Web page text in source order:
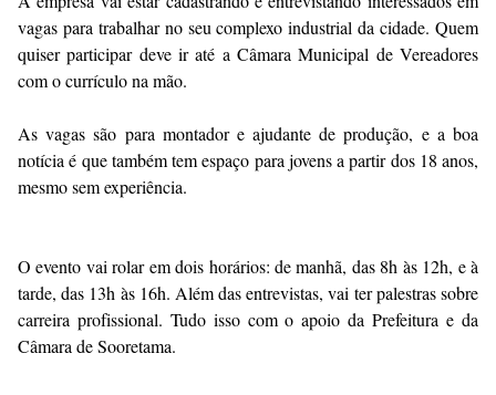
vagas para trabalhar no seu complexo industrial da cidade. Quem
quiser participar deve ir até a Câmara Municipal de Vereadores
com o currículo na mão.
As vagas são para montador e ajudante de produção, e a boa
notícia é que também tem espaço para jovens a partir dos 18 anos,
mesmo sem experiência.
O evento vai rolar em dois horários: de manhã, das 8h às 12h, e à
tarde, das 13h às 16h. Além das entrevistas, vai ter palestras sobre
carreira profissional. Tudo isso com o apoio da Prefeitura e da
Câmara de Sooretama.